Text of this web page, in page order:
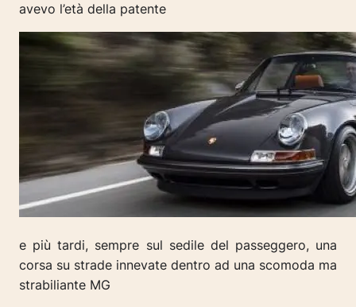
avevo l’età della patente
e più tardi, sempre sul sedile del passeggero, una
corsa su strade innevate dentro ad una scomoda ma
strabiliante MG